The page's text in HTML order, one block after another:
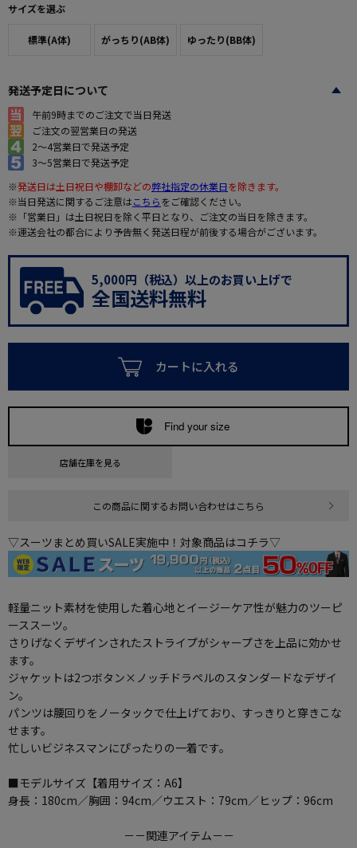
サイズを選ぶ
標準(A体) がっちり(AB体) ゆったり(BB体)
発送予定日について
午前9時までのご注文で当日発送
ご注文の翌営業日の発送
2～4営業日で発送予定
3～5営業日で発送予定
※発送日は土日祝日や棚卸などの弊社指定の休業日を除きます。
※当日発送に関するご注意はこちらをご確認ください。
※「営業日」は土日祝日を除く平日となり、ご注文の当日を除きます。
※運送会社の都合により予告無く発送日程が前後する場合がございます。
5,000円（税込）以上のお買い上げで
全国送料無料
カートに入れる
Find your size
店舗在庫を見る
この商品に関するお問い合わせはこちら
▽スーツまとめ買いSALE実施中！対象商品はコチラ▽
軽量ニット素材を使用した着心地とイージーケア性が魅力のツーピ
ーススーツ。
さりげなくデザインされたストライプがシャープさを上品に効かせ
ます。
ジャケットは2つボタン×ノッチドラペルのスタンダードなデザイ
ン。
パンツは腰回りをノータックで仕上げており、すっきりと穿きこな
せます。
忙しいビジネスマンにぴったりの一着です。
■モデルサイズ【着用サイズ：A6】
身長：180cm／胸囲：94cm／ウエスト：79cm／ヒップ：96cm
－－関連アイテム－－